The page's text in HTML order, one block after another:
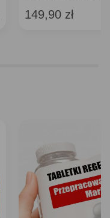
149,90 zł